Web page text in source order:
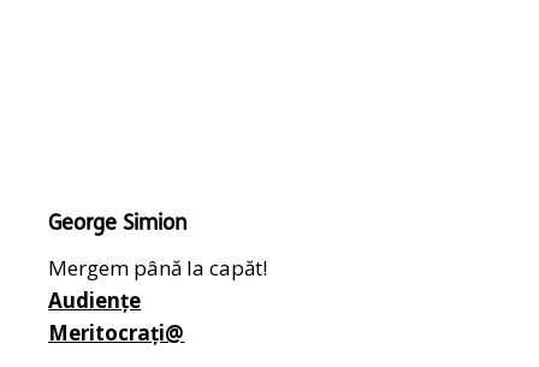
George Simion
Mergem până la capăt!
Audiențe
Meritocrați@